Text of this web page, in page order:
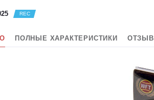
ПОЛНЫЕ ХАРАКТЕРИСТИКИ